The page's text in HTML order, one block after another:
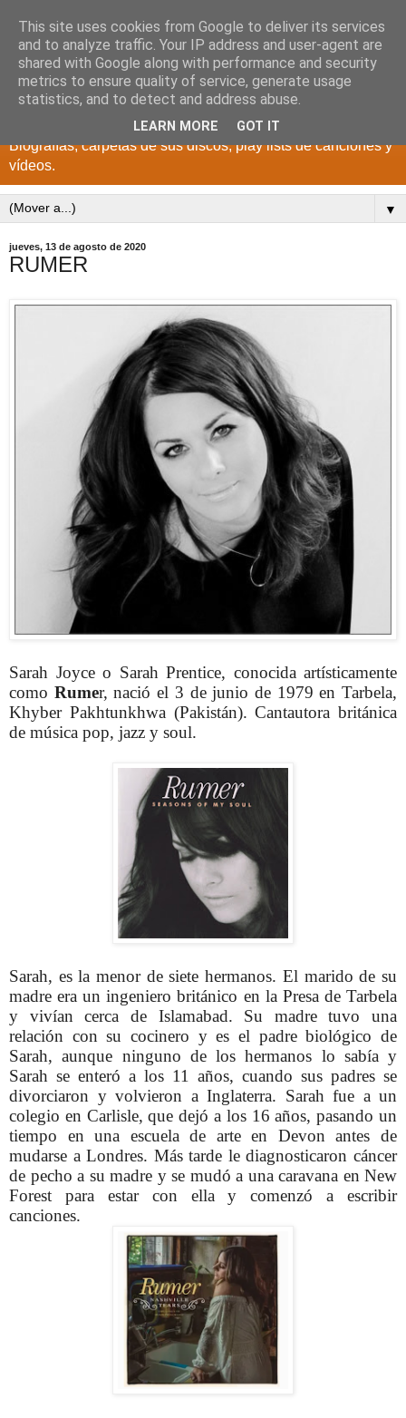
DISCOS PARA EL
RECUERDO
CANTANTES Y GRUPOS DE LOS AÑOS 1950 a 2022.
Biografías, carpetas de sus discos, play lists de canciones y
vídeos.
▼
jueves, 13 de agosto de 2020
RUMER
Sarah Joyce o Sarah Prentice, conocida artísticamente
como Rumer, nació el 3 de junio de 1979 en Tarbela,
Khyber Pakhtunkhwa (Pakistán). Cantautora británica
de música pop, jazz y soul.
Sarah, es la menor de siete hermanos. El marido de su
madre era un ingeniero británico en la Presa de Tarbela
y vivían cerca de Islamabad. Su madre tuvo una
relación con su cocinero y es el padre biológico de
Sarah, aunque ninguno de los hermanos lo sabía y
Sarah se enteró a los 11 años, cuando sus padres se
divorciaron y volvieron a Inglaterra. Sarah fue a un
colegio en Carlisle, que dejó a los 16 años, pasando un
tiempo en una escuela de arte en Devon antes de
mudarse a Londres. Más tarde le diagnosticaron cáncer
de pecho a su madre y se mudó a una caravana en New
Forest para estar con ella y comenzó a escribir
canciones.
This site uses cookies from Google to deliver its services
and to analyze traffic. Your IP address and user-agent are
shared with Google along with performance and security
metrics to ensure quality of service, generate usage
statistics, and to detect and address abuse.
LEARN MORE GOT IT